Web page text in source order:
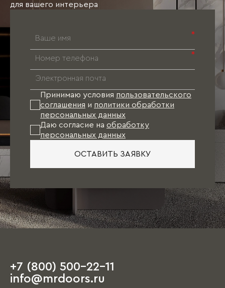
для вашего интерьера
*
*
Принимаю условия пользовательского
соглашения и политики обработки
персональных данных
Даю согласие на обработку
персональных данных
ОСТАВИТЬ ЗАЯВКУ
+7 (800) 500-22-11
info@mrdoors.ru